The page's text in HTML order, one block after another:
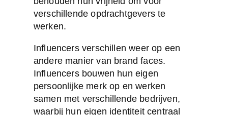
verschillende opdrachtgevers te
werken.
Influencers verschillen weer op een
andere manier van brand faces.
Influencers bouwen hun eigen
persoonlijke merk op en werken
samen met verschillende bedrijven,
waarbij hun eigen identiteit centraal